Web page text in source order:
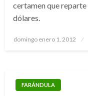
certamen que
dólares.
Publicado
domingo enero 1, 2012
FARÁNDULA